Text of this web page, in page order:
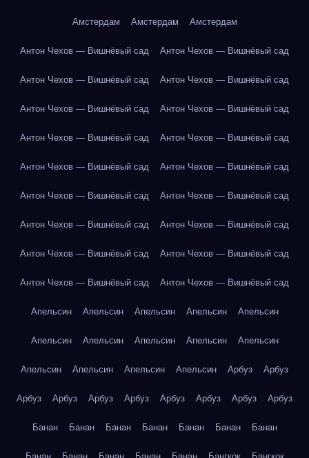
Амстердам Амстердам Амстердам
Антон Чехов — Вишнёвый сад Антон Чехов — Вишнёвый сад
Антон Чехов — Вишнёвый сад Антон Чехов — Вишнёвый сад
Антон Чехов — Вишнёвый сад Антон Чехов — Вишнёвый сад
Антон Чехов — Вишнёвый сад Антон Чехов — Вишнёвый сад
Антон Чехов — Вишнёвый сад Антон Чехов — Вишнёвый сад
Антон Чехов — Вишнёвый сад Антон Чехов — Вишнёвый сад
Антон Чехов — Вишнёвый сад Антон Чехов — Вишнёвый сад
Антон Чехов — Вишнёвый сад Антон Чехов — Вишнёвый сад
Антон Чехов — Вишнёвый сад Антон Чехов — Вишнёвый сад
Апельсин Апельсин Апельсин Апельсин Апельсин
Апельсин Апельсин Апельсин Апельсин Апельсин
Апельсин Апельсин Апельсин Апельсин Арбуз Арбуз
Арбуз Арбуз Арбуз Арбуз Арбуз Арбуз Арбуз Арбуз
Банан Банан Банан Банан Банан Банан Банан